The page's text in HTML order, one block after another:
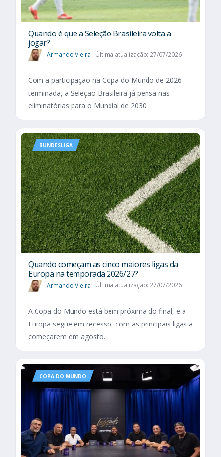
Quando é que a Seleção Brasileira volta a
jogar?
Armando Vieira Última atualização: 27/07/2026
Com a participação na Copa do Mundo de 2026
terminada, a Seleção Brasileira já pensa nas
eliminatórias para o Mundial de 2030.
BUNDESLIGA
Quando começam as cinco maiores ligas da
Europa na temporada 2026/27?
Armando Vieira Última atualização: 27/07/2026
A Copa do Mundo está bem próxima do final, e a
Europa segue em recesso, com as principais ligas a
começarem em agosto.
COPA DO MUNDO